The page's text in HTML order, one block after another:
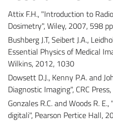
Attix F.H., "Introduction to
Dosimetry", Wiley, 2007, 598
Bushberg J.T, Seibert J.A.,
Essential Physics of Medical
Wilkins, 2012, 1030
Dowsett D.J., Kenny P.A. and
Diagnostic Imaging", CRC
Gonzales R.C. and Woods R.
digitali", Pearson Pertice Hall,